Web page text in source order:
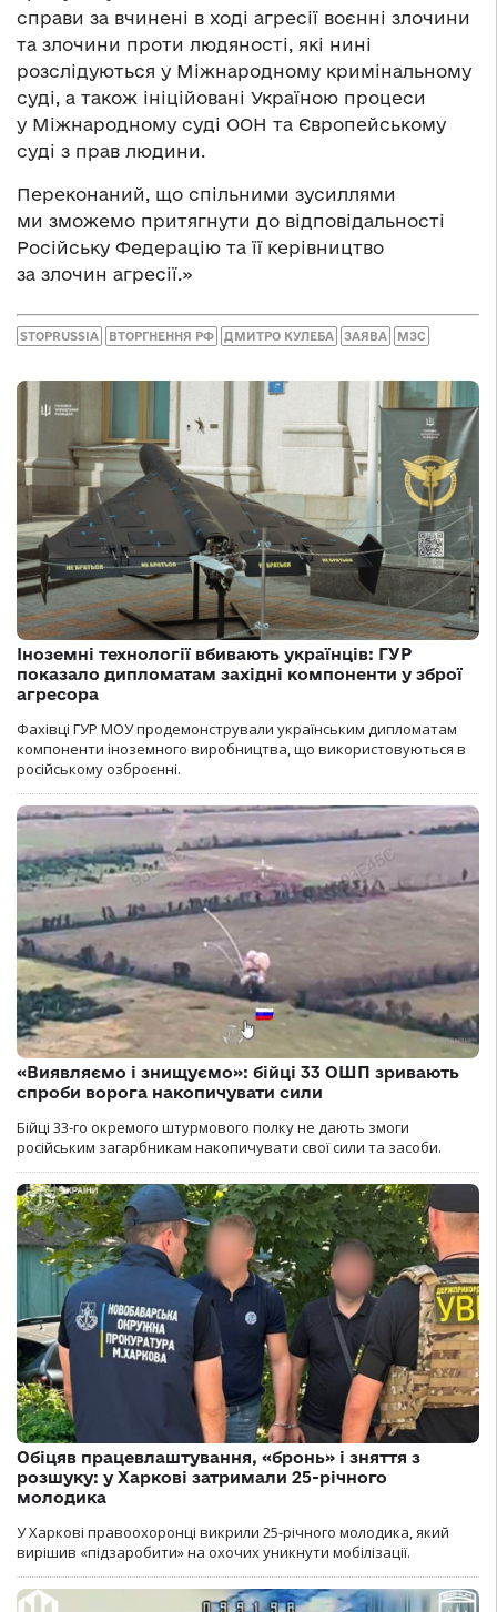
справи за вчинені в ході агресії воєнні злочини
та злочини проти людяності, які нині
розслідуються у Міжнародному кримінальному
суді, а також ініційовані Україною процеси
у Міжнародному суді ООН та Європейському
суді з прав людини.
Переконаний, що спільними зусиллями
ми зможемо притягнути до відповідальності
Російську Федерацію та її керівництво
за злочин агресії.»
STOPRUSSIA ВТОРГНЕННЯ РФ ДМИТРО КУЛЕБА ЗАЯВА МЗС
Іноземні технології вбивають українців: ГУР
показало дипломатам західні компоненти у зброї
агресора
Фахівці ГУР МОУ продемонстрували українським дипломатам
компоненти іноземного виробництва, що використовуються в
російському озброєнні.
«Виявляємо і знищуємо»: бійці 33 ОШП зривають
спроби ворога накопичувати сили
Бійці 33-го окремого штурмового полку не дають змоги
російським загарбникам накопичувати свої сили та засоби.
Обіцяв працевлаштування, «бронь» і зняття з
розшуку: у Харкові затримали 25-річного
молодика
У Харкові правоохоронці викрили 25-річного молодика, який
вирішив «підзаробити» на охочих уникнути мобілізації.